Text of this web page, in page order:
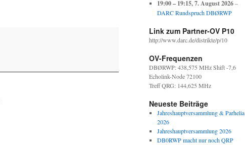
19:00 – 19:15,7. August 2026–
DARC Rundspruch DBØRWP
Link zum Partner-OV P10
http://www.darc.de/distrikte/p/10
OV-Frequenzen
DBØRWP: 438,575 MHz Shift -7,6
Echolink-Node 72100
Treff QRG: 144,625 MHz
Neueste Beiträge
Jahreshauptversammlung & Parhelia
2026
Jahreshauptversammlung 2026
DB0RWP macht nur noch QRP